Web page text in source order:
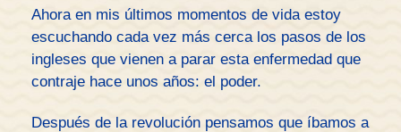
Ahora en mis últimos momentos de vida estoy
escuchando cada vez más cerca los pasos de los
ingleses que vienen a parar esta enfermedad que
contraje hace unos años: el poder.
Después de la revolución pensamos que íbamos a